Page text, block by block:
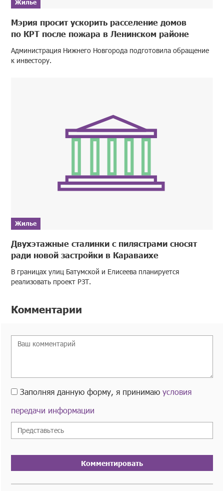
Жилье
Мэрия просит ускорить расселение домов
по КРТ после пожара в Ленинском районе
Администрация Нижнего Новгорода подготовила обращение
к инвестору.
Жилье
Двухэтажные сталинки с пилястрами сносят
ради новой застройки в Караваихе
В границах улиц Батумской и Елисеева планируется
реализовать проект РЗТ.
Комментарии
Заполняя данную форму, я принимаюусловия
передачи информации
Комментировать